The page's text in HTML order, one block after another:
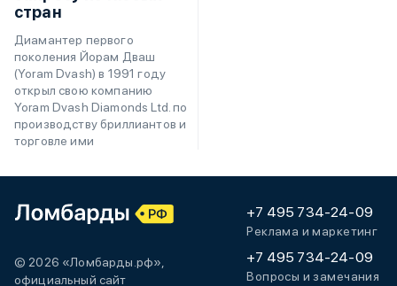
стран
Диамантер первого
поколения Йорам Дваш
(Yoram Dvash) в 1991 году
открыл свою компанию
Yoram Dvash Diamonds Ltd. по
производству бриллиантов и
торговле ими
© 2026 «Ломбарды.рф»,
официальный сайт
+7 495 734-24-09
Реклама и маркетинг
+7 495 734-24-09
Вопросы и замечания